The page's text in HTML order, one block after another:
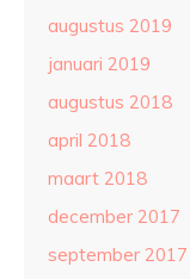
augustus 2019
januari 2019
augustus 2018
april 2018
maart 2018
december 2017
september 2017